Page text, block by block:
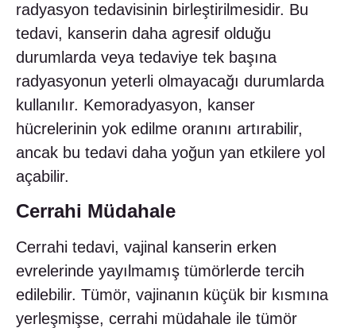
radyasyon tedavisinin birleştirilmesidir. Bu
tedavi, kanserin daha agresif olduğu
durumlarda veya tedaviye tek başına
radyasyonun yeterli olmayacağı durumlarda
kullanılır. Kemoradyasyon, kanser
hücrelerinin yok edilme oranını artırabilir,
ancak bu tedavi daha yoğun yan etkilere yol
açabilir.
Cerrahi Müdahale
Cerrahi tedavi, vajinal kanserin erken
evrelerinde yayılmamış tümörlerde tercih
edilebilir. Tümör, vajinanın küçük bir kısmına
yerleşmişse, cerrahi müdahale ile tümör